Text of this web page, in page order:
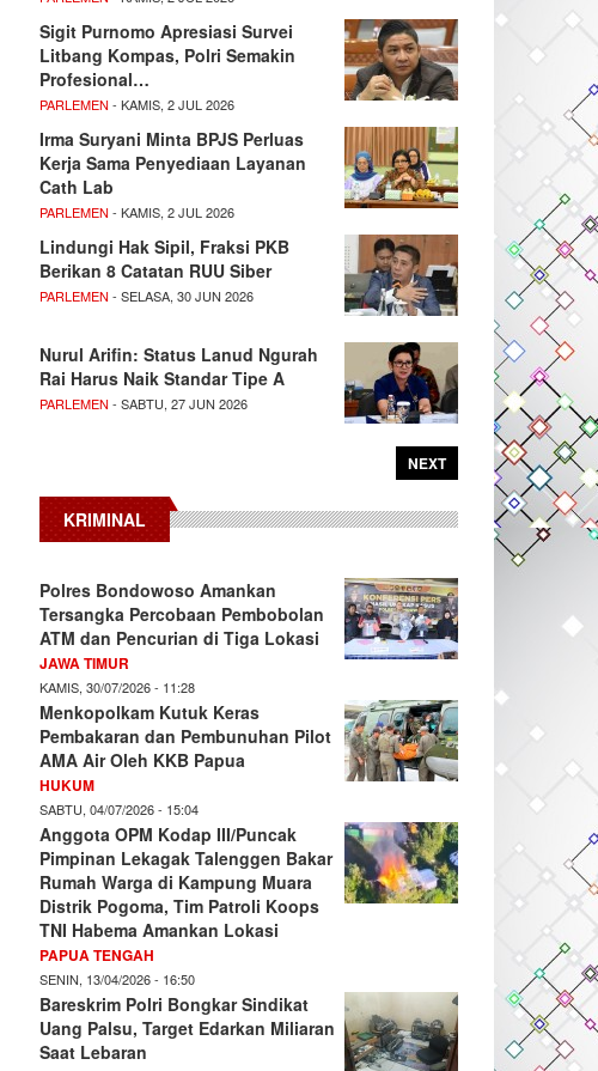
Sigit Purnomo Apresiasi Survei
Litbang Kompas, Polri Semakin
Profesional…
PARLEMEN - KAMIS, 2 JUL 2026
Irma Suryani Minta BPJS Perluas
Kerja Sama Penyediaan Layanan
Cath Lab
PARLEMEN - KAMIS, 2 JUL 2026
Lindungi Hak Sipil, Fraksi PKB
Berikan 8 Catatan RUU Siber
PARLEMEN - SELASA, 30 JUN 2026
Nurul Arifin: Status Lanud Ngurah
Rai Harus Naik Standar Tipe A
PARLEMEN - SABTU, 27 JUN 2026
NEXT
KRIMINAL
Polres Bondowoso Amankan
Tersangka Percobaan Pembobolan
ATM dan Pencurian di Tiga Lokasi
JAWA TIMUR
KAMIS, 30/07/2026 - 11:28
Menkopolkam Kutuk Keras
Pembakaran dan Pembunuhan Pilot
AMA Air Oleh KKB Papua
HUKUM
SABTU, 04/07/2026 - 15:04
Anggota OPM Kodap III/Puncak
Pimpinan Lekagak Talenggen Bakar
Rumah Warga di Kampung Muara
Distrik Pogoma, Tim Patroli Koops
TNI Habema Amankan Lokasi
PAPUA TENGAH
SENIN, 13/04/2026 - 16:50
Bareskrim Polri Bongkar Sindikat
Uang Palsu, Target Edarkan Miliaran
Saat Lebaran